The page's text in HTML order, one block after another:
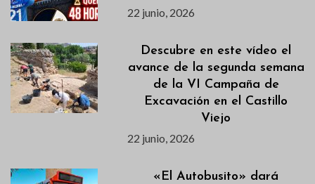
22 junio, 2026
Descubre en este vídeo el
avance de la segunda semana
de la VI Campaña de
Excavación en el Castillo
Viejo
22 junio, 2026
«El Autobusito» dará